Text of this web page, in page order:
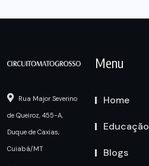
Rua Major Severino
de Queiroz, 455-A,
Duque de Caxias,
Cuiabá/MT
Menu
Home
Educação
Blogs